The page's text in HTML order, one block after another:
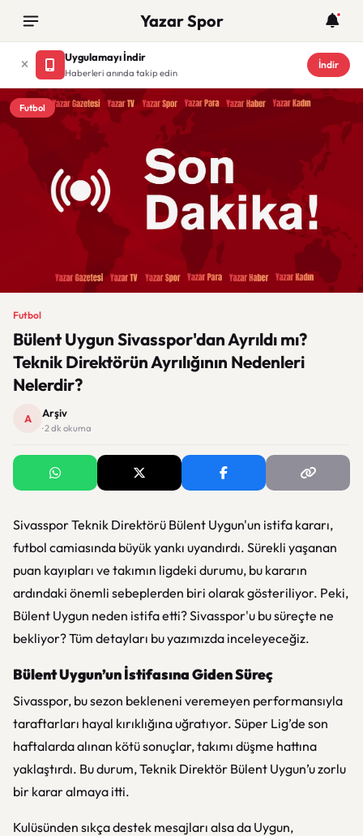
Yazar Spor
Uygulamayı İndir
Haberleri anında takip edin
İndir
Futbol
Futbol
Bülent Uygun Sivasspor'dan Ayrıldı mı?
Teknik Direktörün Ayrılığının Nedenleri
Nelerdir?
A Arşiv
· 2 dk okuma
Sivasspor Teknik Direktörü Bülent Uygun'un istifa kararı,
futbol camiasında büyük yankı uyandırdı. Sürekli yaşanan
puan kayıpları ve takımın ligdeki durumu, bu kararın
ardındaki önemli sebeplerden biri olarak gösteriliyor. Peki,
Bülent Uygun neden istifa etti? Sivasspor'u bu süreçte ne
bekliyor? Tüm detayları bu yazımızda inceleyeceğiz.
Bülent Uygun’un İstifasına Giden Süreç
Sivasspor, bu sezon bekleneni veremeyen performansıyla
taraftarları hayal kırıklığına uğratıyor. Süper Lig’de son
haftalarda alınan kötü sonuçlar, takımı düşme hattına
yaklaştırdı. Bu durum, Teknik Direktör Bülent Uygun’u zorlu
bir karar almaya itti.
Kulüsünden sıkça destek mesajları alsa da Uygun,